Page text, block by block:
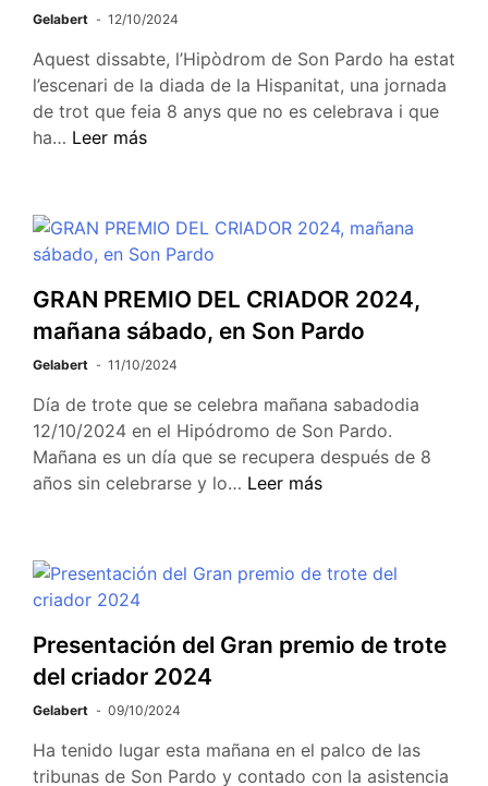
Gelabert 12/10/2024
Aquest dissabte, l’Hipòdrom de Son Pardo ha estat
l’escenari de la diada de la Hispanitat, una jornada
de trot que feia 8 anys que no es celebrava i que
ha… Leer más
GRAN PREMIO DEL CRIADOR 2024,
mañana sábado, en Son Pardo
Gelabert 11/10/2024
Día de trote que se celebra mañana sabadodia
12/10/2024 en el Hipódromo de Son Pardo.
Mañana es un día que se recupera después de 8
años sin celebrarse y lo… Leer más
Presentación del Gran premio de trote
del criador 2024
Gelabert 09/10/2024
Ha tenido lugar esta mañana en el palco de las
tribunas de Son Pardo y contado con la asistencia